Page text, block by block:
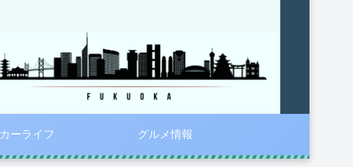
カーライフ グルメ情報